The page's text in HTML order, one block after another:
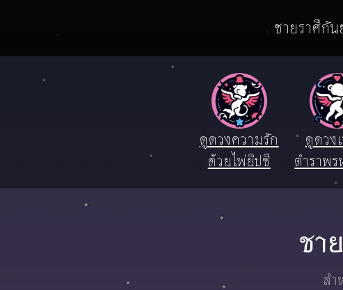
ชายราศีกั
ดูดวงความรัก
ด้วยไพ่ยิปซี
ดูดวง
ตำราพ
ชา
สำ